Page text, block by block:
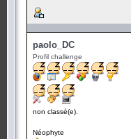
paolo_DC
Profil challenge
non classé(e).
Néophyte